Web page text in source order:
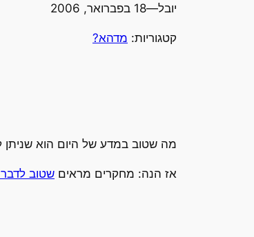
יובל—18 בפברואר, 2006
קטגוריות: מדהא?
מה שטוב במדע של היום הוא שניתן
אז הנה: מחקרים מראים שטוב לדבר